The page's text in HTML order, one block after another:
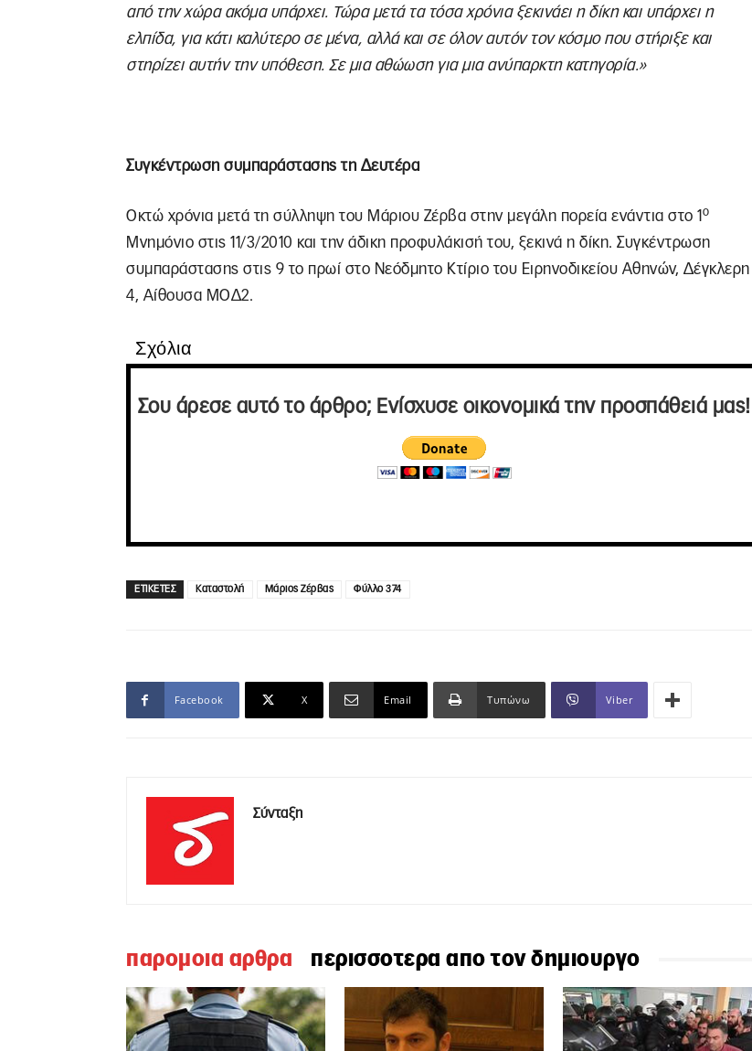
από την χώρα ακόμα υπάρχει. Τώρα μετά τα τόσα χρόνια ξεκινάει η δίκη και υπάρχει η
ελπίδα, για κάτι καλύτερο σε μένα, αλλά και σε όλον αυτόν τον κόσμο που στήριξε και
στηρίζει αυτήν την υπόθεση. Σε μια αθώωση για μια ανύπαρκτη κατηγορία.»
Συγκέντρωση συμπαράστασης τη Δευτέρα
Οκτώ χρόνια μετά τη σύλληψη του Μάριου Ζέρβα στην μεγάλη πορεία ενάντια στο 1 ο
Μνημόνιο στις 11/3/2010 και την άδικη προφυλάκισή του, ξεκινά η δίκη. Συγκέντρωση
συμπαράστασης στις 9 το πρωί στο Νεόδμητο Κτίριο του Ειρηνοδικείου Αθηνών, Δέγκλερη
4, Αίθουσα ΜΟΔ2.
Σχόλια
Σου άρεσε αυτό το άρθρο; Ενίσχυσε οικονομικά την προσπάθειά μας!
ΕΤΙΚΕΤΕΣ Καταστολή Μάριος Ζέρβας Φύλλο 374
Facebook X Email Τυπώνω Viber
Σύνταξη
παρομοια αρθρα περισσοτερα απο τον δημιουργο